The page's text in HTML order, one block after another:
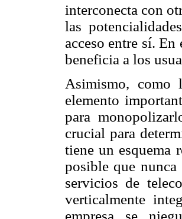
interconecta con
las
acceso entre sí.
beneficia a los
Asimismo, como
elemento
para
crucial para
tiene un esquema
posible que
servicios de
verticalmente
empresa se